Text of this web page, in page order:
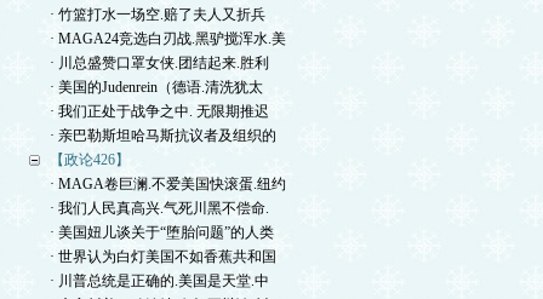
· 竹篮打水一场空.赔了夫人又折兵
· MAGA24竞选白刃战.黑驴搅浑水.美
· 川总盛赞口罩女侠.团结起来.胜利
· 美国的Judenrein（德语.清洗犹太
· 我们正处于战争之中. 无限期推迟
· 亲巴勒斯坦哈马斯抗议者及组织的
【政论426】
· MAGA卷巨澜.不爱美国快滚蛋.纽约
· 我们人民真高兴.气死川黑不偿命.
· 美国妞儿谈关于“堕胎问题”的人类
· 世界认为白灯美国不如香蕉共和国
· 川普总统是正确的.美国是天堂.中